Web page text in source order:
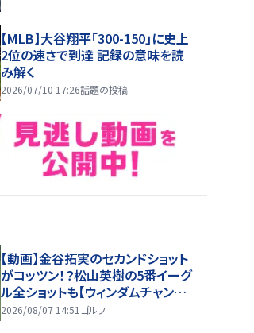
【MLB】大谷翔平「300-150」に史上
2位の速さで到達 記録の意味を読
み解く
2026/07/10 17:26話題の投稿
【動画】金谷拓実のセカンドショット
がコッツン！？松山英樹の5番イーグ
ル全ショットも【ウィンダムチャンピ
オンシップ1日目ハイライト】
2026/08/07 14:51 ゴルフ